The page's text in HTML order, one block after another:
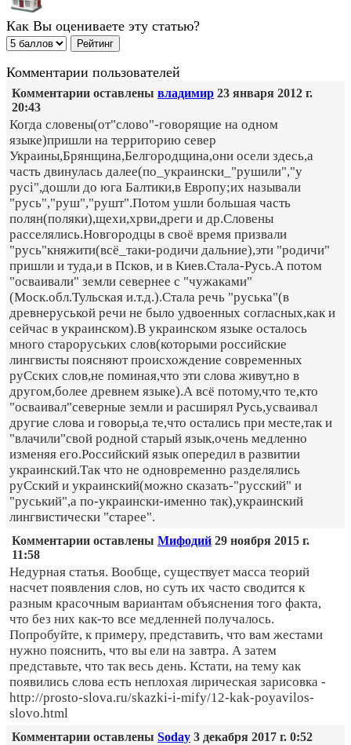
Как Вы оцениваете эту статью?
Комментарии пользователей
Комментарии оставлены владимир 23 января 2012 г.
20:43
Когда словены(от"слово"-говорящие на одном
языке)пришли на территорию север
Украины,Брянщина,Белгородщина,они осели здесь,а
часть двинулась далее(по_украински_"рушили","у
русі",дошли до юга Балтики,в Европу;их называли
"русь","руш","рушт".Потом ушли большая часть
полян(поляки),щехи,хрви,дреги и др.Словены
расселялись.Новгородцы в своё время призвали
"русь"княжити(всё_таки-родичи дальние),эти "родичи"
пришли и туда,и в Псков, и в Киев.Стала-Русь.А потом
"осваивали" земли севернее с "чужаками"
(Моск.обл.Тульская и.т.д.).Стала речь "руська"(в
древнеруськой речи не было удвоенных согласных,как и
сейчас в украинском).В украинском языке осталось
много староруських слов(которыми российские
лингвисты поясняют происхождение современных
руСских слов,не поминая,что эти слова живут,но в
другом,более древнем языке).А всё потому,что те,кто
"осваивал"северные земли и расширял Русь,усваивал
другие слова и говоры,а те,что остались при месте,так и
"влачили"свой родной старый язык,очень медленно
изменяя его.Российский язык опередил в развитии
украинский.Так что не одновременно разделялись
руСский и украинский(можно сказать-"русский" и
"руський",а по-украински-именно так),украинский
лингвистически "старее".
Комментарии оставлены Мифодий 29 ноября 2015 г.
11:58
Недурная статья. Вообще, существует масса теорий
насчет появления слов, но суть их часто сводится к
разным красочным вариантам объяснения того факта,
что без них как-то все медленней получалось.
Попробуйте, к примеру, представить, что вам жестами
нужно пояснить, что вы ели на завтра. А затем
представьте, что так весь день. Кстати, на тему как
появились слова есть неплохая лирическая зарисовка -
http://prosto-slova.ru/skazki-i-mify/12-kak-poyavilos-
slovo.html
Комментарии оставлены Soday 3 декабря 2017 г. 0:52